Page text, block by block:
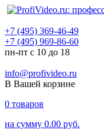
+7 (495) 369-46-49
+7 (495) 969-86-60
пн-пт с 10 до 18
info@profivideo.ru
В Вашей корзине
0 товаров
на сумму 0.00 руб.